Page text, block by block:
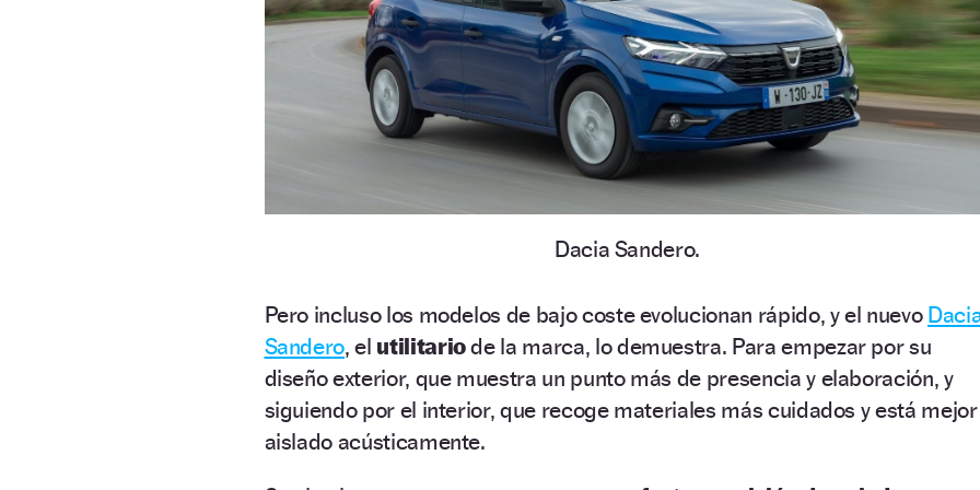
Dacia Sandero.
Pero incluso los modelos de bajo coste evolucionan rápido, y el nuevo
Sandero, el utilitariode la marca, lo demuestra. Para empezar por su
diseño exterior, que muestra un punto más de presencia y elaboración, y
siguiendo por el interior, que recoge materiales más cuidados y está mejor
aislado acústicamente.